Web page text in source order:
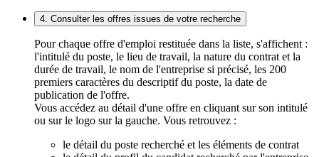
4. Consulter les offres issues de votre recherche
Pour chaque offre d'emploi restituée dans la liste, s'affichent :
l'intitulé du poste, le lieu de travail, la nature du contrat et la
durée de travail, le nom de l'entreprise si précisé, les 200
premiers caractères du descriptif du poste, la date de
publication de l'offre.
Vous accédez au détail d'une offre en cliquant sur son intitulé
ou sur le logo sur la gauche. Vous retrouvez :
le détail du poste recherché et les éléments de contrat